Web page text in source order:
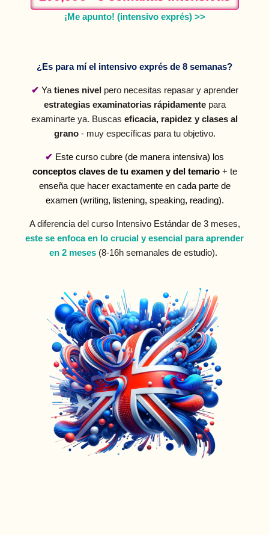
¡Me apunto! (intensivo exprés) >>
¿Es para mí el intensivo exprés de 8 semanas?
✔ Ya tienes nivelpero necesitas repasar y aprender
estrategias examinatorias rápidamentepara
examinarte ya. Buscas eficacia, rapidez y clases al
grano- muy específicas para tu objetivo.
✔ Este curso cubre (de manera intensiva) los
conceptos claves de tu examen y del temario+ te
enseña que hacer exactamente en cada parte de
examen(writing, listening, speaking, reading).
A diferencia del curso Intensivo Estándar de 3 meses,
este se enfoca en lo crucial y esencial para aprender
en 2 meses (8-16h semanales de estudio).